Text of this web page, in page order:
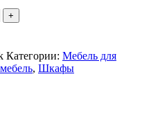
Категории: Мебель для
, Шкафы